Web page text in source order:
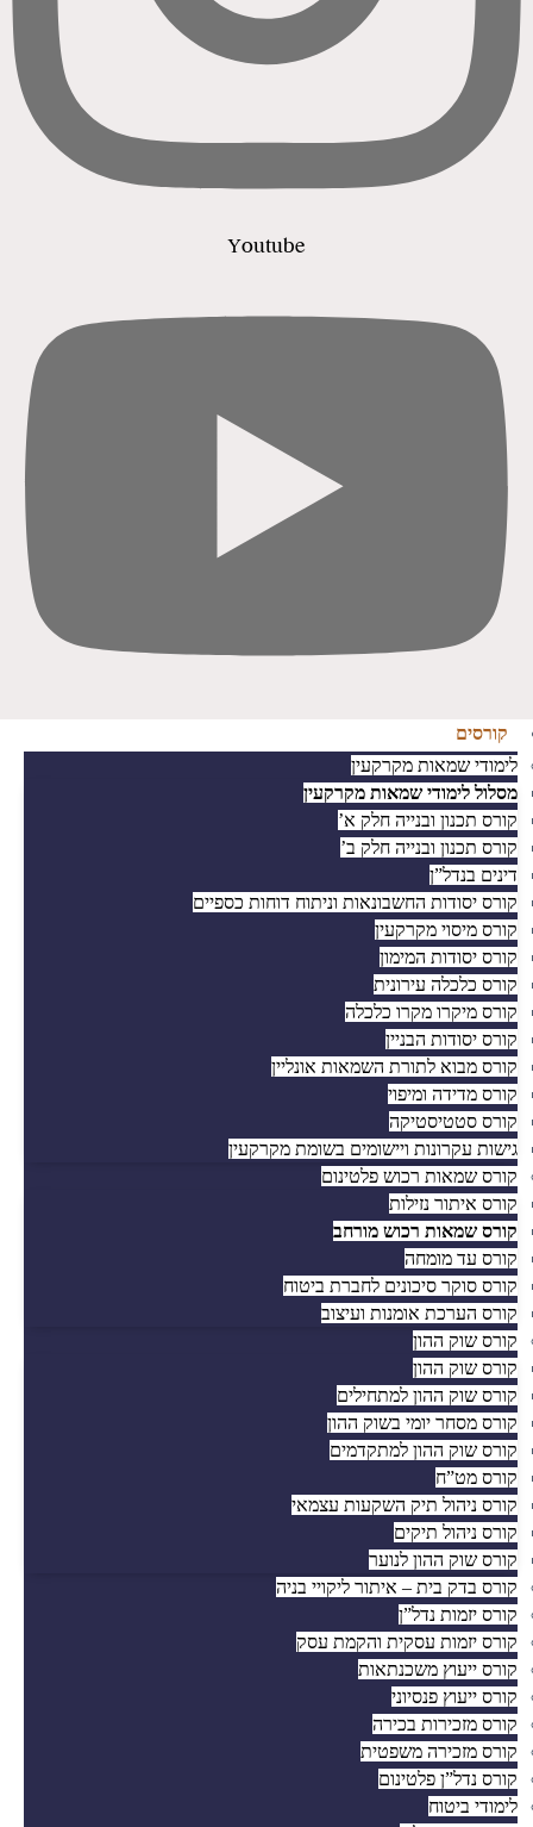
Youtube
קורסים
לימודי שמאות מקרקעין
מסלול לימודי שמאות מקרקעין
קורס תכנון ובנייה חלק א’
קורס תכנון ובנייה חלק ב’
דינים בנדל”ן
קורס יסודות החשבונאות וניתוח דוחות כספיים
קורס מיסוי מקרקעין
קורס יסודות המימון
קורס כלכלה עירונית
קורס מיקרו מקרו כלכלה
קורס יסודות הבניין
קורס מבוא לתורת השמאות אונליין
קורס מדידה ומיפוי
קורס סטטיסטיקה
גישות עקרונות ויישומים בשומת מקרקעין
קורס שמאות רכוש פלטינום
קורס איתור נזילות
קורס שמאות רכוש מורחב
קורס עד מומחה
קורס סוקר סיכונים לחברת ביטוח
קורס הערכת אומנות ועיצוב
קורס שוק ההון
קורס שוק ההון
קורס שוק ההון למתחילים
קורס מסחר יומי בשוק ההון
קורס שוק ההון למתקדמים
קורס מט”ח
קורס ניהול תיק השקעות עצמאי
קורס ניהול תיקים
קורס שוק ההון לנוער
קורס בדק בית – איתור ליקויי בניה
קורס יזמות נדל”ן
קורס יזמות עסקית והקמת עסק
קורס ייעוץ משכנתאות
קורס ייעוץ פנסיוני
קורס מזכירות בכירה
קורס מזכירה משפטית
קורס נדל”ן פלטינום
לימודי ביטוח